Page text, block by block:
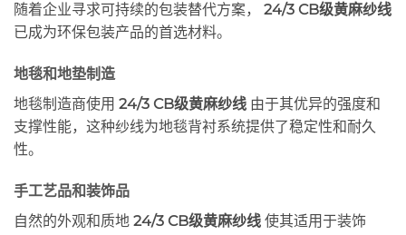
随着企业寻求可持续的包装替代方案， 24/3 CB级黄麻纱线
已成为环保包装产品的首选材料。
地毯和地垫制造
地毯制造商使用 24/3 CB级黄麻纱线 由于其优异的强度和
支撑性能，这种纱线为地毯背衬系统提供了稳定性和耐久
性。
手工艺品和装饰品
自然的外观和质地 24/3 CB级黄麻纱线 使其适用于装饰